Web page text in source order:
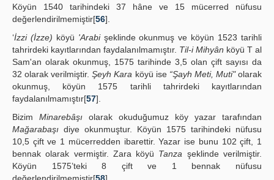
Köyün 1540 tarihindeki 37 hâne ve 15 mücerred nüfusu
değerlendirilmemiştir[56].
‘İzzi (İzze) köyü 'Arabişeklinde okunmuş ve köyün 1523 tarihli
tahrirdeki kayıtlarından faydalanılmamıştır. Til-i Mihyân köyü T al
Sam'an olarak okunmuş, 1575 tarihinde 3,5 olan çift sayısı da
32 olarak verilmiştir.Şeyh Kara köyü ise “Şayh Meti, Muti"olarak
okunmuş, köyün 1575 tarihli tahrirdeki kayıtlarından
faydalanılmamıştır[57].
Bizim Minarebâşı olarak okuduğumuz köy yazar tarafından
Mağarabaşı diye okunmuştur. Köyün 1575 tarihindeki nüfusu
10,5 çift ve 1 mücerredden ibarettir. Yazar ise bunu 102 çift, 1
bennak olarak vermiştir. Zara köyü Tanza şeklinde verilmiştir.
Köyün 1575’teki 8 çift ve 1 bennak nüfusu